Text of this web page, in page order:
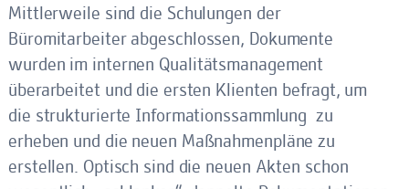
Mittlerweile sind die Schulungen der
Büromitarbeiterabgeschlossen, Dokumente
wurden im internen Qualitätsmanagement
überarbeitet und die ersten Klienten befragt, um
die strukturierte Informationssammlung zu
erheben und die neuen Maßnahmenpläne zu
erstellen. Optisch sind die neuen Akten schon